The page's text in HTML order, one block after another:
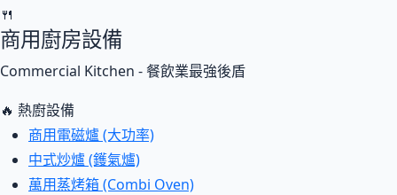
🍴
商用廚房設備
Commercial Kitchen - 餐飲業最強後盾
🔥 熱廚設備
商用電磁爐 (大功率)
中式炒爐 (鑊氣爐)
萬用蒸烤箱 (Combi Oven)